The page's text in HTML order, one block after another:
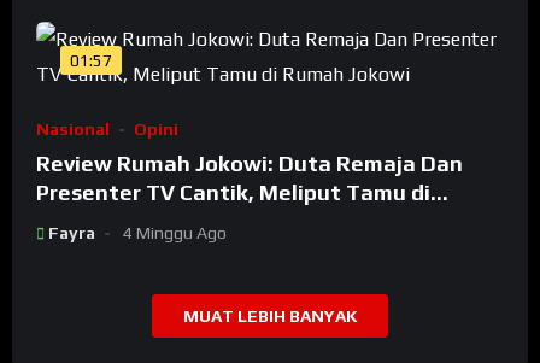
01:57
Nasional Opini
Review Rumah Jokowi: Duta Remaja Dan
Presenter TV Cantik, Meliput Tamu di
Rumah Jokowi
Fayra 4 Minggu Ago
MUAT LEBIH BANYAK